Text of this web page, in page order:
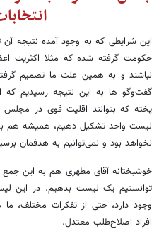
این شرایطی که به وجود آمده نتیجه
حکومت گرفته شده که مثلا اکثریت
نباشند و به همین علت ما تصمیم
گفت‌وگو ها به این نتیجه رسیدیم
پخته که بتوانند اقلیت قوی در
لیست واحد تشکیل دهیم، همیشه هم
نخواهد بود و نمی‌توانیم به هدفمان
خوشبختانه آقای مطهری هم به این
توانستیم یک لیست بدهیم. در این
وجود دارد، حتی از تفکرات مختلف،
افراد اصلاح‌طلب معتدل.